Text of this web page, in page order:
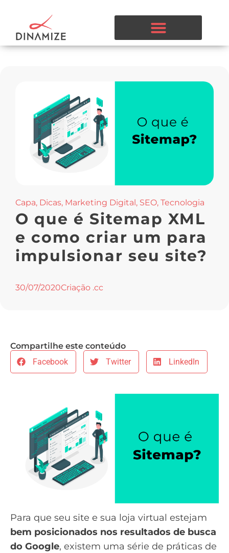
Capa, Dicas, Marketing Digital , SEO, Tecnologia
O que é Sitemap XML
e como criar um para
impulsionar seu site?
30/07/2020Criação .cc
Compartilhe este conteúdo
Facebook
Twitter LinkedIn
Para que seu site e sua loja virtual estejam
bem posicionados nos resultados de busca
do Google, existem uma série de práticas de